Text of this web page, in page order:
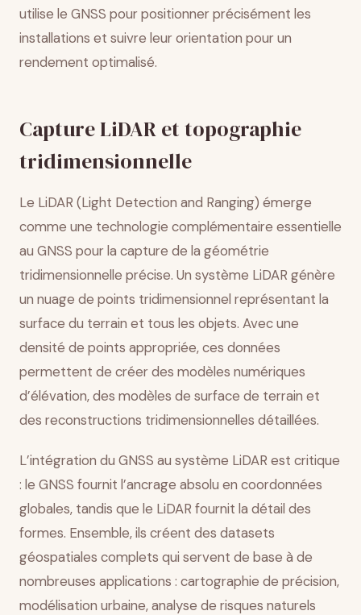
utilise le GNSS pour positionner précisément les
installations et suivre leur orientation pour un
rendement optimalisé.
Capture LiDAR et topographie
tridimensionnelle
Le LiDAR (Light Detection and Ranging) émerge
comme une technologie complémentaire essentielle
au GNSS pour la capture de la géométrie
tridimensionnelle précise. Un système LiDAR génère
un nuage de points tridimensionnel représentant la
surface du terrain et tous les objets. Avec une
densité de points appropriée, ces données
permettent de créer des modèles numériques
d’élévation, des modèles de surface de terrain et
des reconstructions tridimensionnelles détaillées.
L’intégration du GNSS au système LiDAR est critique
: le GNSS fournit l’ancrage absolu en coordonnées
globales, tandis que le LiDAR fournit la détail des
formes. Ensemble, ils créent des datasets
géospatiales complets qui servent de base à de
nombreuses applications : cartographie de précision,
modélisation urbaine, analyse de risques naturels